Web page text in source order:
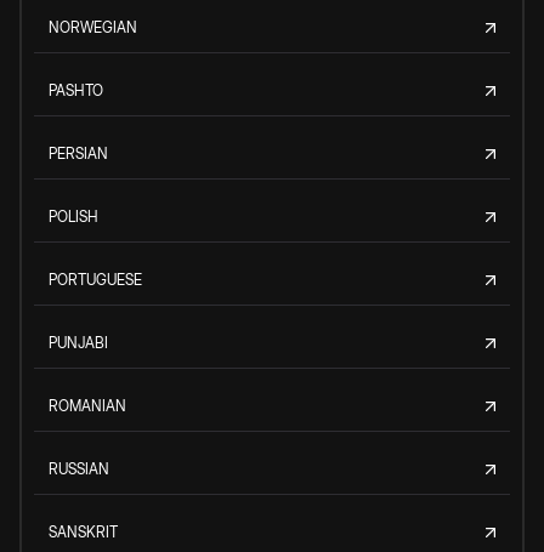
NORWEGIAN
PASHTO
PERSIAN
POLISH
PORTUGUESE
PUNJABI
ROMANIAN
RUSSIAN
SANSKRIT